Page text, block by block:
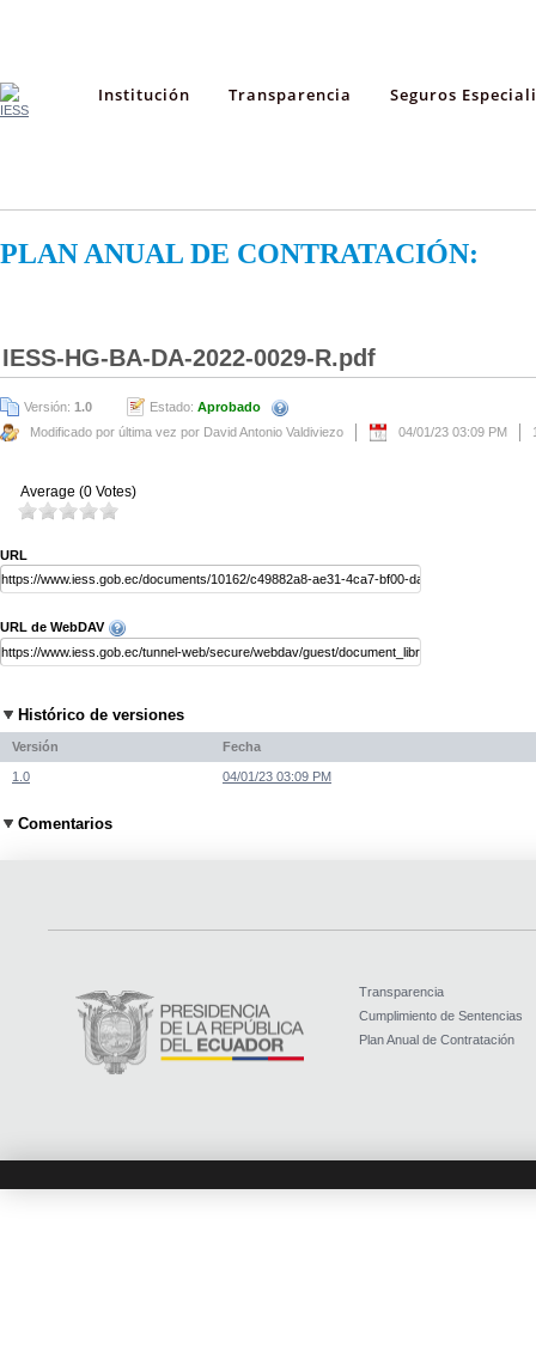
Institución Transparencia Seguros
PLAN ANUAL DE CONTRATACIÓN:
IESS-HG-BA-DA-2022-0029-R.pdf
Versión: 1.0 Estado: Aprobado
Modificado por última vez por David Antonio Valdiviezo
04/01/23 03:09 PM
Average (0 Votes)
URL
URL de WebDAV
Histórico de versiones
Versión Fecha
1.0 04/01/23 03:09 PM
Comentarios
Transparencia
Cumplimiento de Sentencias
Plan Anual de Contratación